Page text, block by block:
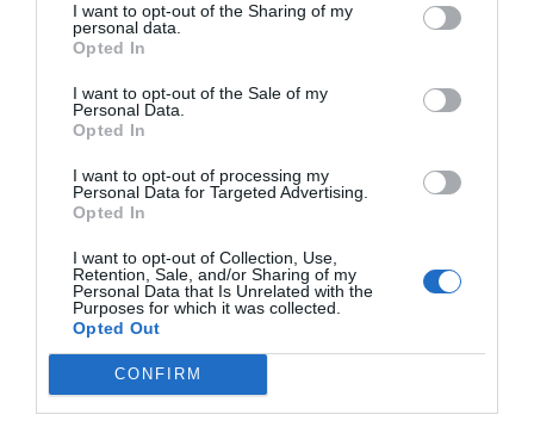
I want to opt-out of the Sharing of my
personal data.
Opted In
I want to opt-out of the Sale of my
Personal Data.
Opted In
I want to opt-out of processing my
Personal Data for Targeted Advertising.
Opted In
I want to opt-out of Collection, Use,
Retention, Sale, and/or Sharing of my
Personal Data that Is Unrelated with the
Purposes for which it was collected.
Opted Out
CONFIRM
Grillade kycklingfiléer
Grillade kycklingfiléer som marinerats och sedan
grillas på utegrill eller i grillpanna. Kycklingen
får...